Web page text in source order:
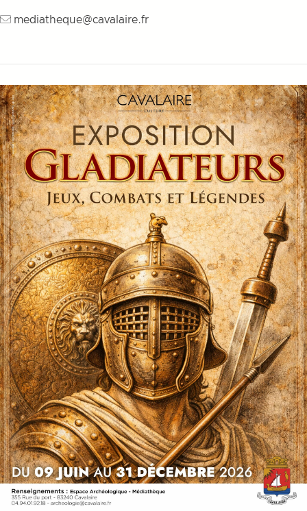
mediatheque@cavalaire.fr